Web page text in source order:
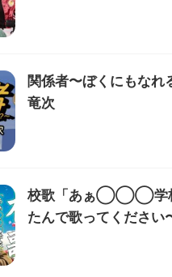
関係者〜ぼくにもなれ
竜次
校歌「あぁ◯◯◯学
たんで歌ってください